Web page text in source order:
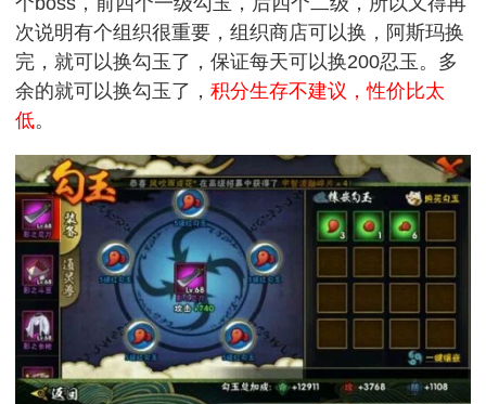
次说明有个组织很重要，组织商店可以换，阿斯玛换
完，就可以换勾玉了，保证每天可以换200忍玉。多
余的就可以换勾玉了，积分生存不建议，性价比太
低。